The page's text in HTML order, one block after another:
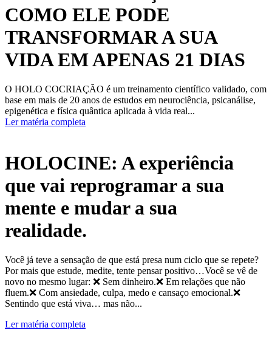
COMO ELE PODE
TRANSFORMAR A SUA
VIDA EM APENAS 21 DIAS
O HOLO COCRIAÇÃO é um treinamento científico validado, com
base em mais de 20 anos de estudos em neurociência, psicanálise,
epigenética e física quântica aplicada à vida real...
Ler matéria completa
HOLOCINE: A experiência
que vai reprogramar a sua
mente e mudar a sua
realidade.
Você já teve a sensação de que está presa num ciclo que se repete?
Por mais que estude, medite, tente pensar positivo…Você se vê de
novo no mesmo lugar: ❌ Sem dinheiro.❌ Em relações que não
fluem.❌ Com ansiedade, culpa, medo e cansaço emocional.❌
Sentindo que está viva… mas não...
Ler matéria completa